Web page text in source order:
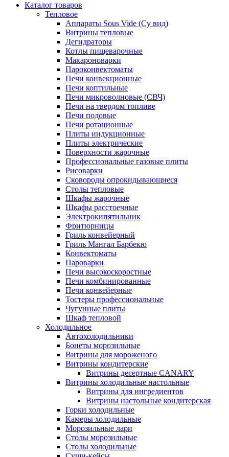
Каталог товаров
Тепловое
Аппараты Sous Vide (Су вид)
Витрины тепловые
Дегидраторы
Котлы пищеварочные
Макароноварки
Пароконвектоматы
Печи конвекционные
Печи коптильные
Печи микроволновые (СВЧ)
Печи на твердом топливе
Печи подовые
Печи ротационные
Плиты индукционные
Плиты электрические
Поверхности жарочные
Профессиональные газовые плиты
Рисоварки
Сковороды опрокидывающиеся
Столы тепловые
Шкафы жарочные
Шкафы расстоечные
Электрокипятильник
Фритюрницы
Гриль конвейерный
Гриль Мангал Барбекю
Конвектоматы
Пароварки
Печи высокоскоростные
Печи комбинированные
Печи конвейерные
Тостеры профессиональные
Чугунные плиты
Шкаф тепловой
Холодильное
Автохолодильники
Бонеты морозильные
Витрины для мороженого
Витрины кондитерские
Витрины десертные CANARY
Витрины холодильные настольные
Витрины для ингредиентов
Витрины настольные кондитерская
Горки холодильные
Камеры холодильные
Морозильные лари
Столы морозильные
Столы холодильные